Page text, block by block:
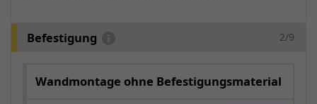
Befestigung 2/9
Wandmontage ohne Befestigungsmaterial